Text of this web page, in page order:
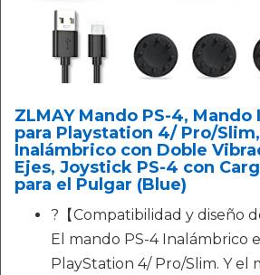
ZLMAY Mando PS-4,
para Playstation 4/ Pro/
Inalámbrico con Doble
Ejes, Joystick PS-4 con
para el Pulgar (Blue)
?【Compatibilidad y diseño
El mando PS-4 Inalámbrico
PlayStation 4/ Pro/Slim. Y el